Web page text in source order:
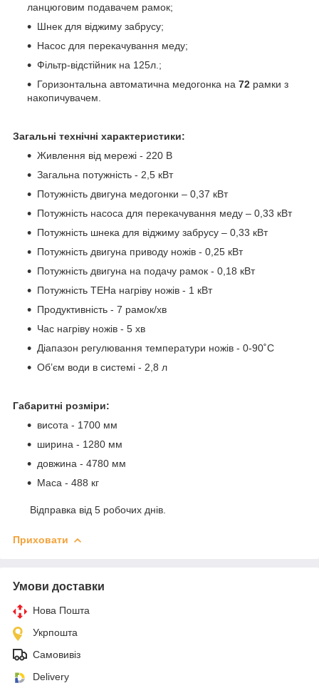
ланцюговим подавачем рамок;
Шнек для віджиму забрусу;
Насос для перекачування меду;
Фільтр-відстійник на 125л.;
Горизонтальна автоматична медогонка на 72 рамки з
накопичувачем.
Загальні технічні характеристики:
Живлення від мережі - 220 В
Загальна потужність - 2,5 кВт
Потужність двигуна медогонки – 0,37 кВт
Потужність насоса для перекачування меду – 0,33 кВт
Потужність шнека для віджиму забрусу – 0,33 кВт
Потужність двигуна приводу ножів - 0,25 кВт
Потужність двигуна на подачу рамок - 0,18 кВт
Потужність ТЕНа нагріву ножів - 1 кВт
Продуктивність - 7 рамок/хв
Час нагріву ножів - 5 хв
Діапазон регулювання температури ножів - 0-90˚С
Об’єм води в системі - 2,8 л
Габаритні розміри:
висота - 1700 мм
ширина - 1280 мм
довжина - 4780 мм
Маса - 488 кг
Відправка від 5 робочих днів.
Приховати
Умови доставки
Нова Пошта
Укрпошта
Самовивіз
Delivery